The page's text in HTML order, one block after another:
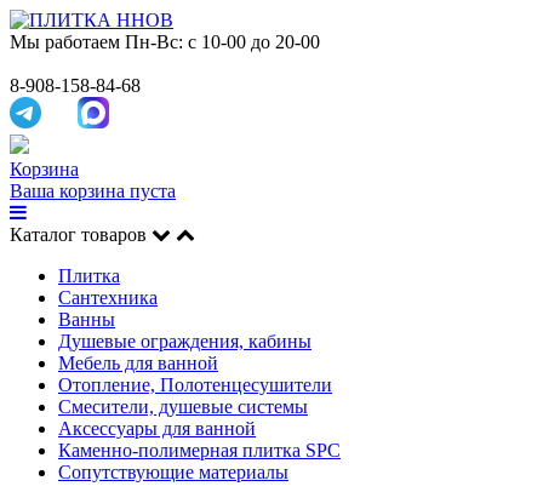
Мы работаем Пн-Вс: с 10-00 до 20-00
8-908-158-84-68
Корзина
Ваша корзина пуста
Каталог товаров
Плитка
Сантехника
Ванны
Душевые ограждения, кабины
Мебель для ванной
Отопление, Полотенцесушители
Смесители, душевые системы
Аксессуары для ванной
Каменно-полимерная плитка SPC
Сопутствующие материалы